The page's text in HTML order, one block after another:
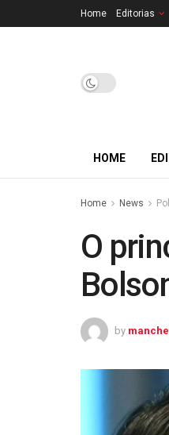
Home Editorias
HOME
Home News
O
by